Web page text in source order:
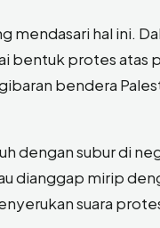
mendasari hal ini.
bentuk protes atas
bendera
dengan subur di
dianggap mirip
suara